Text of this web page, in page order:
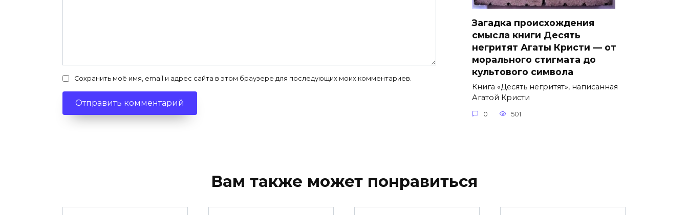
Сохранить моё имя, email и адрес сайта в этом браузере для последующих моих комментариев.
Загадка происхождения
смысла книги Десять
негритят Агаты Кристи — от
морального стигмата до
культового символа
Книга «Десять негритят», написанная
Агатой Кристи
0 501
Вам также может понравиться